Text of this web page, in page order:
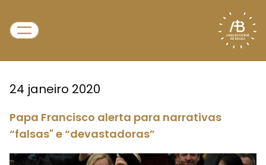
24 janeiro 2020
Papa Francisco alerta para narrativas
“falsas" e “devastadoras”